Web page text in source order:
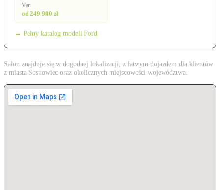
Van
od 249 900 zł
→ Pełny katalog modeli Ford
Salon znajduje się w dogodnej lokalizacji, z łatwym dojazdem dla klientów
z miasta Sosnowiec oraz okolicznych miejscowości województwa.